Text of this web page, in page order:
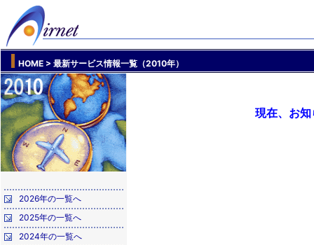
HOME > 最新サービス情報一覧（2010年）
2026年の一覧へ
2025年の一覧へ
2024年の一覧へ
現在、お